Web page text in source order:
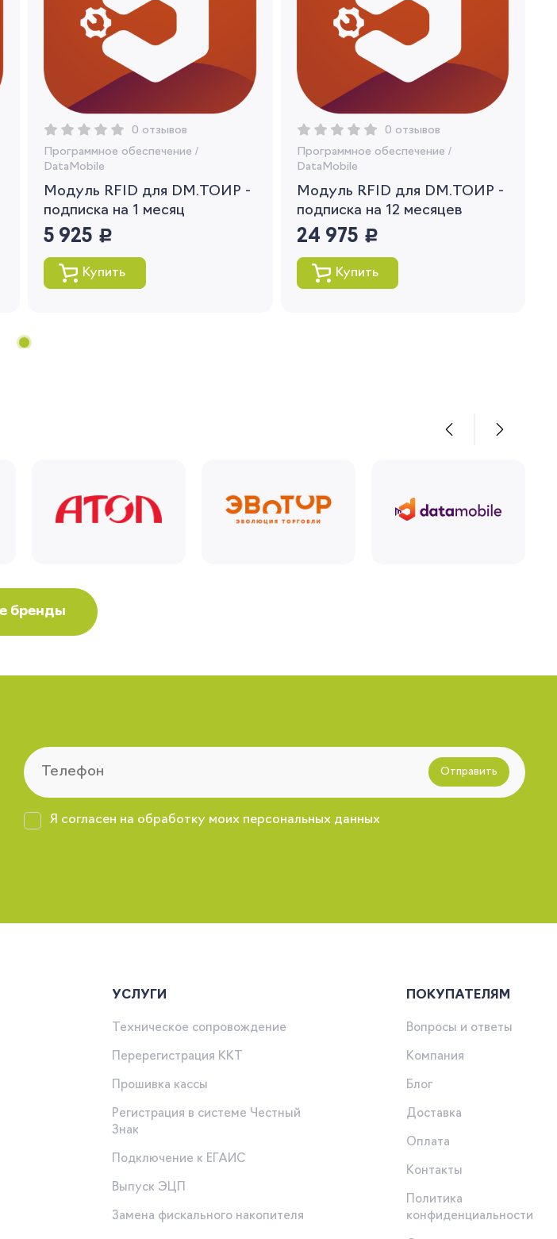
0 отзывов
Программное обеспечение /
DataMobile
Модуль RFID для DM.ТОИР -
подписка на 1 месяц
5 925 руб.
Купить
0 отзывов
Программное обеспечение /
DataMobile
Модуль RFID для DM.ТОИР -
подписка на 12 месяцев
24 975 руб.
Купить
бренды
Отправить
Я согласен на обработку моих персональных данных
УСЛУГИ
Техническое сопровождение
Перерегистрация ККТ
Прошивка кассы
Регистрация в системе Честный
Знак
Подключение к ЕГАИС
Выпуск ЭЦП
Замена фискального накопителя
ПОКУПАТЕЛЯМ
Вопросы и ответы
Компания
Блог
Доставка
Оплата
Контакты
Политика
конфиденциальности
обработку моих
данных
статус своих
индивидуальные